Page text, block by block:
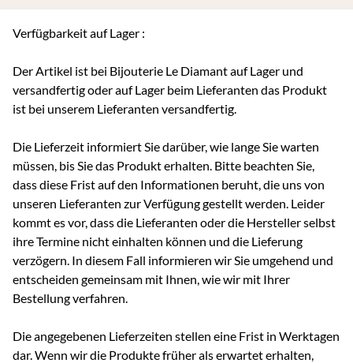
Verfügbarkeit auf Lager :
Der Artikel ist bei Bijouterie Le Diamant auf Lager und
versandfertig oder auf Lager beim Lieferanten das Produkt
ist bei unserem Lieferanten versandfertig.
Die Lieferzeit informiert Sie darüber, wie lange Sie warten
müssen, bis Sie das Produkt erhalten. Bitte beachten Sie,
dass diese Frist auf den Informationen beruht, die uns von
unseren Lieferanten zur Verfügung gestellt werden. Leider
kommt es vor, dass die Lieferanten oder die Hersteller selbst
ihre Termine nicht einhalten können und die Lieferung
verzögern. In diesem Fall informieren wir Sie umgehend und
entscheiden gemeinsam mit Ihnen, wie wir mit Ihrer
Bestellung verfahren.
Die angegebenen Lieferzeiten stellen eine Frist in Werktagen
dar. Wenn wir die Produkte früher als erwartet erhalten,